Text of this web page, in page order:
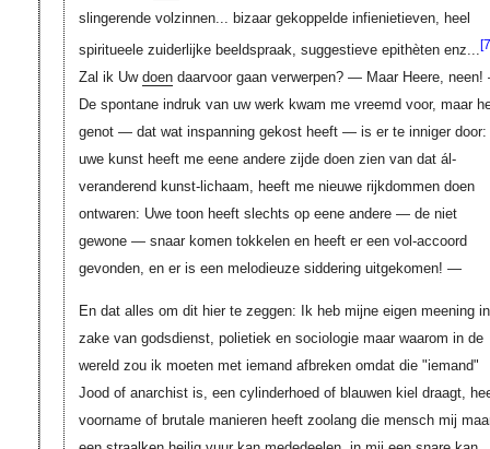
slingerende volzinnen... bizaar gekoppelde infienietieven, heel
spiritueele zuiderlijke beeldspraak, suggestieve epithèten enz...
Zal ik Uw doendaarvoor gaan verwerpen? — Maar Heere,
De spontane indruk van uw werk kwam me vreemd voor, maar
genot — dat wat inspanning gekost heeft — is er te inniger door:
uwe kunst heeft me eene andere zijde doen zien van dat ál-
veranderend kunst-lichaam, heeft me nieuwe rijkdommen doen
ontwaren: Uwe toon heeft slechts op eene andere — de niet
gewone — snaar komen tokkelen en heeft er een vol-accoord
gevonden, en er is een melodieuze siddering uitgekomen! —
En dat alles om dit hier te zeggen: Ik heb mijne eigen meening in
zake van godsdienst, polietiek en sociologie maar waarom in de
wereld zou ik moeten met iemand afbreken omdat die "iemand"
Jood of anarchist is, een cylinderhoed of blauwen kiel draagt,
voorname of brutale manieren heeft zoolang die mensch mij